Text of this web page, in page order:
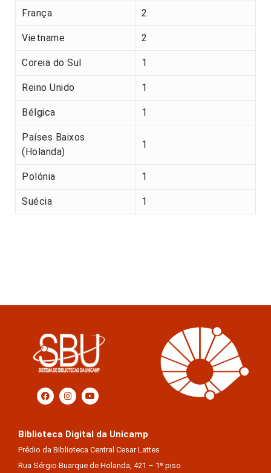
França 2
Vietname 2
Coreia do Sul 1
Reino Unido 1
Bélgica 1
Países Baixos
(Holanda)
1
Polónia 1
Suécia 1
Biblioteca Digital da Unicamp
Prédio da Biblioteca Central Cesar Lattes
Rua Sérgio Buarque de Holanda, 421 – 1º piso